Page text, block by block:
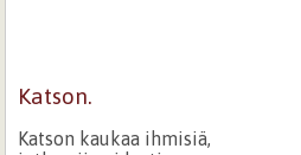
Katson.
Katson kaukaa ihmisiä,